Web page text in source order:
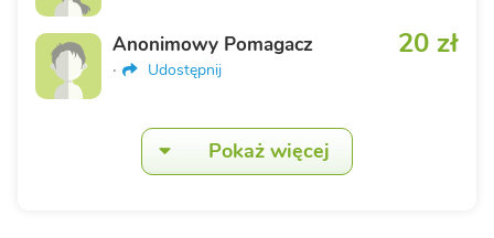
20 zł
Anonimowy Pomagacz
· Udostępnij
Pokaż więcej